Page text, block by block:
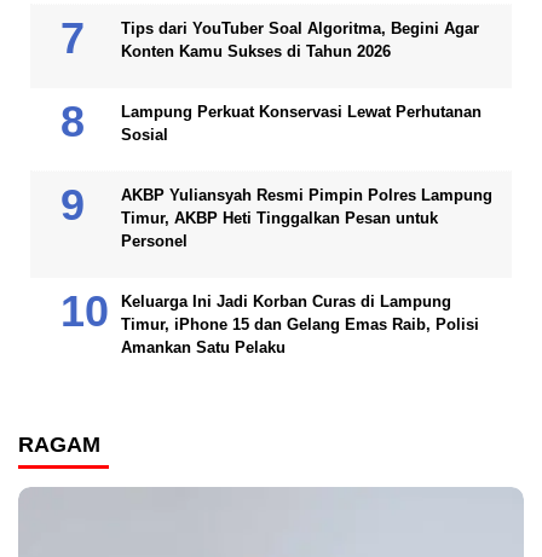
Tips dari YouTuber Soal Algoritma, Begini Agar
Konten Kamu Sukses di Tahun 2026
Lampung Perkuat Konservasi Lewat Perhutanan
Sosial
AKBP Yuliansyah Resmi Pimpin Polres Lampung
Timur, AKBP Heti Tinggalkan Pesan untuk
Personel
Keluarga Ini Jadi Korban Curas di Lampung
Timur, iPhone 15 dan Gelang Emas Raib, Polisi
Amankan Satu Pelaku
RAGAM